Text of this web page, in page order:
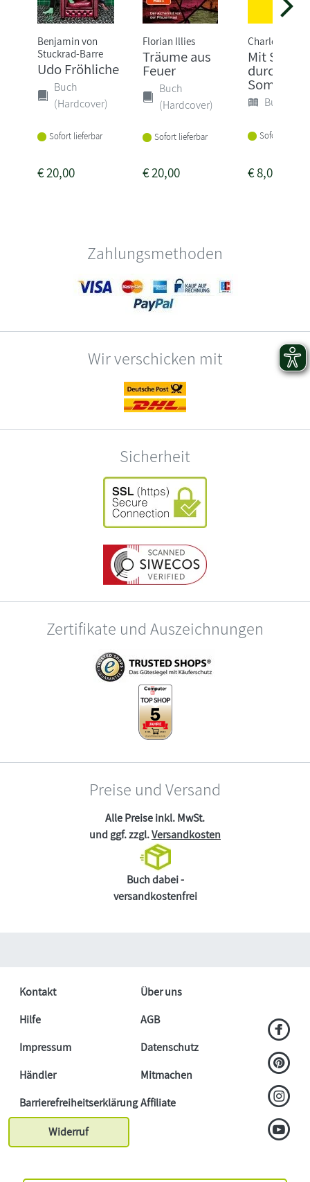
Benjamin von
Stuckrad-Barre
Udo Fröhliche
Buch
(Hardcover)
Sofort lieferbar
€20,00
Florian Illies
Träume aus
Feuer
Buch
(Hardcover)
Sofort lieferbar
€20,00
Charles M.
Mit
durch den
Sommer
Buch
Sofort
€8,00
Zahlungsmethoden
Wir verschicken mit
Sicherheit
Zertifikate und Auszeichnungen
Preise und Versand
Alle Preise inkl. MwSt.
und ggf. zzgl.Versandkosten
Buch dabei -
versandkostenfrei
Kontakt
Über uns
Hilfe
AGB
Impressum
Datenschutz
Händler
Mitmachen
BarrierefreiheitserklärungAffiliate
Widerruf